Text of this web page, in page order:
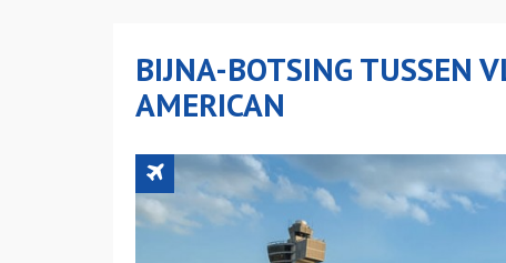
BIJNA-BOTSING TUSSEN
AMERICAN